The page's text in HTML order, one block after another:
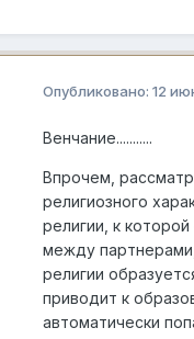
Опубликовано: 12
Венчание...........
Впрочем,
религиозного
религии, к
между
религии
приводит к
автоматически